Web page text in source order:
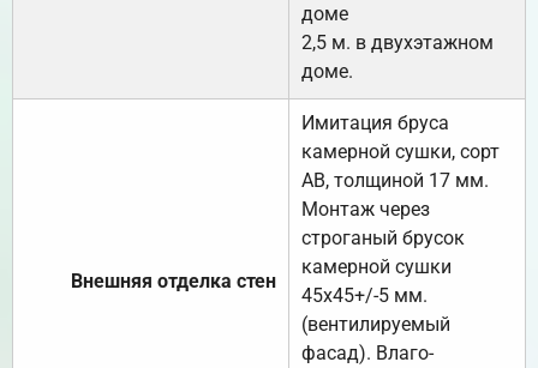
доме
2,5 м. в двухэтажном
доме.
Внешняя отделка стен
Имитация бруса
камерной сушки, сорт
АВ, толщиной 17 мм.
Монтаж через
строганый брусок
камерной сушки
45х45+/-5 мм.
(вентилируемый
фасад). Влаго-